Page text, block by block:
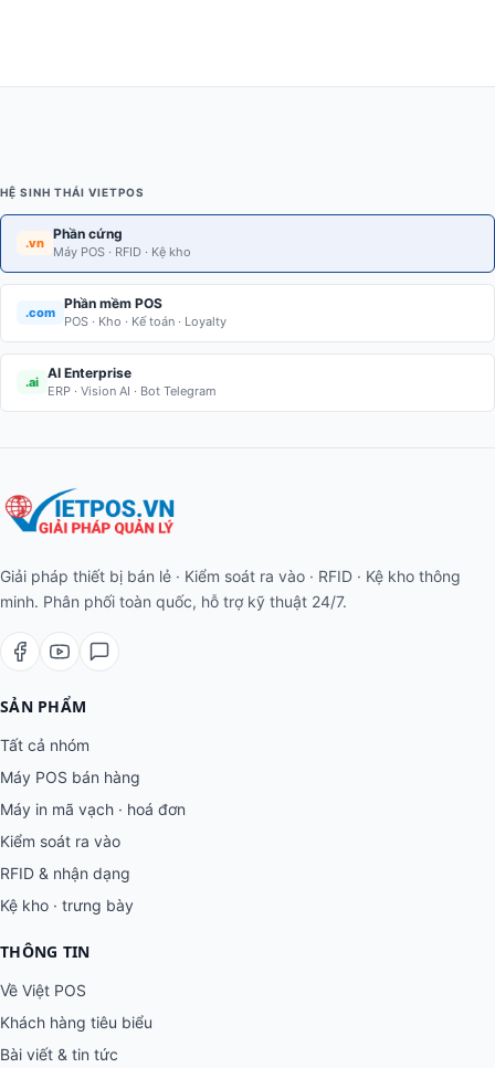
HỆ SINH THÁI VIETPOS
.vn
Phần cứng
Máy POS · RFID · Kệ kho
.com
Phần mềm POS
POS · Kho · Kế toán · Loyalty
.ai
AI Enterprise
ERP · Vision AI · Bot Telegram
Giải pháp thiết bị bán lẻ · Kiểm soát ra vào · RFID · Kệ kho thông
minh. Phân phối toàn quốc, hỗ trợ kỹ thuật 24/7.
SẢN PHẨM
Tất cả nhóm
Máy POS bán hàng
Máy in mã vạch · hoá đơn
Kiểm soát ra vào
RFID & nhận dạng
Kệ kho · trưng bày
THÔNG TIN
Về Việt POS
Khách hàng tiêu biểu
Bài viết & tin tức